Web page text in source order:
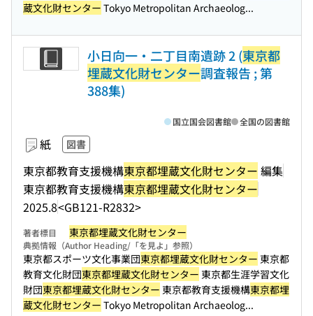
蔵文化財センター Tokyo Metropolitan Archaeolog...
小日向一・二丁目南遺跡 2 (東京都
埋蔵文化財センター調査報告 ; 第
388集)
紙 図書
東京都教育支援機構東京都埋蔵文化財センター 編集
東京都教育支援機構東京都埋蔵文化財センター
2025.8<GB121-R2832>
国立国会図書館 全国の図書館
著者標目 東京都埋蔵文化財センター
典拠情報（Author Heading/「を見よ」参照）
東京都スポーツ文化事業団東京都埋蔵文化財センター 東京都
教育文化財団東京都埋蔵文化財センター 東京都生涯学習文化
財団東京都埋蔵文化財センター 東京都教育支援機構東京都埋
蔵文化財センター Tokyo Metropolitan Archaeolog...